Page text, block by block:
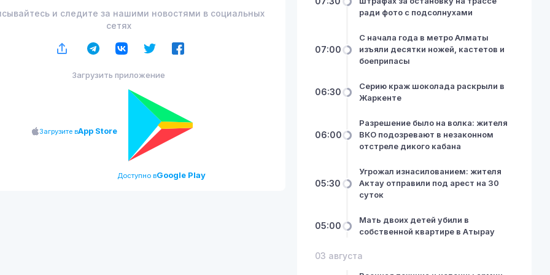
и следите за нашими новостями в социальных
сетях
Загрузить приложение
Загрузите вApp Store
Доступно вGoogle Play
ради фото с подсолнухами
07:00
С начала года в метро Алматы
изъяли десятки ножей, кастетов и
боеприпасы
06:30
Серию краж шоколада раскрыли в
Жаркенте
06:00
Разрешение было на волка: жителя
ВКО подозревают в незаконном
отстреле дикого кабана
05:30
Угрожал изнасилованием: жителя
Актау отправили под арест на 30
суток
05:00
Мать двоих детей убили в
собственной квартире в Атырау
03 августа